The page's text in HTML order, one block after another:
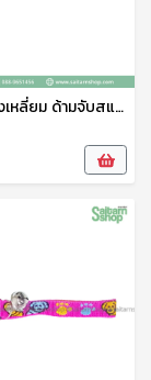
ที่ตักปลา ทรงเหลี่ยม ด้ามจับสแตนเลส ขนาด 18*26ซม ที่ตักปลาเนื้อดี สวิงตักปลา ตาข่ายช้อนปลา ด้ามจับอย่างดี แข็งแรง ทนทาน N-293